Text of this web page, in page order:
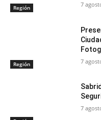
Región 7
Región 7
7